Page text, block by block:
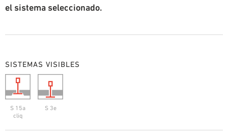
el sistema seleccionado.
SISTEMAS VISIBLES
S 15a
cliq
S 3e